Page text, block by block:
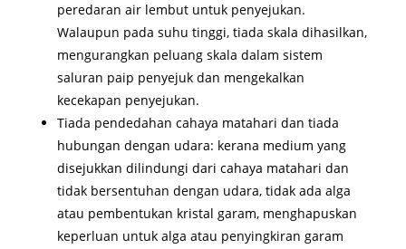
peredaran air lembut untuk penyejukan.
Walaupun pada suhu tinggi, tiada skala dihasilkan,
mengurangkan peluang skala dalam sistem
saluran paip penyejuk dan mengekalkan
kecekapan penyejukan.
Tiada pendedahan cahaya matahari dan tiada
hubungan dengan udara: kerana medium yang
disejukkan dilindungi dari cahaya matahari dan
tidak bersentuhan dengan udara, tidak ada alga
atau pembentukan kristal garam, menghapuskan
keperluan untuk alga atau penyingkiran garam